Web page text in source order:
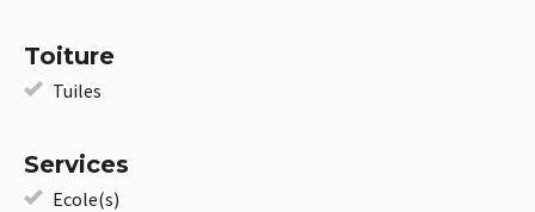
Toiture
Tuiles
Services
Ecole(s)